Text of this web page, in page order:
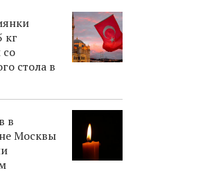
кг
со
стола в
в
Москвы